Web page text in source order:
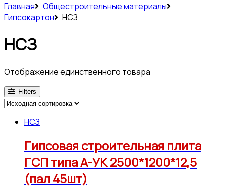
Главная
Общестроительные материалы
Гипсокартон
НСЗ
НСЗ
Отображение единственного товара
Filters
НСЗ
Гипсовая строительная плита
ГСП типа А-УК 2500*1200*12,5
(пал 45шт)